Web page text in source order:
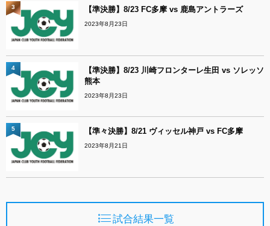
【準決勝】8/23 FC多摩 vs 鹿島アントラーズ
2023年8月23日
3
【準決勝】8/23 川崎フロンターレ生田 vs ソレッソ
熊本
2023年8月23日
4
【準々決勝】8/21 ヴィッセル神戸 vs FC多摩
2023年8月21日
5
試合結果一覧